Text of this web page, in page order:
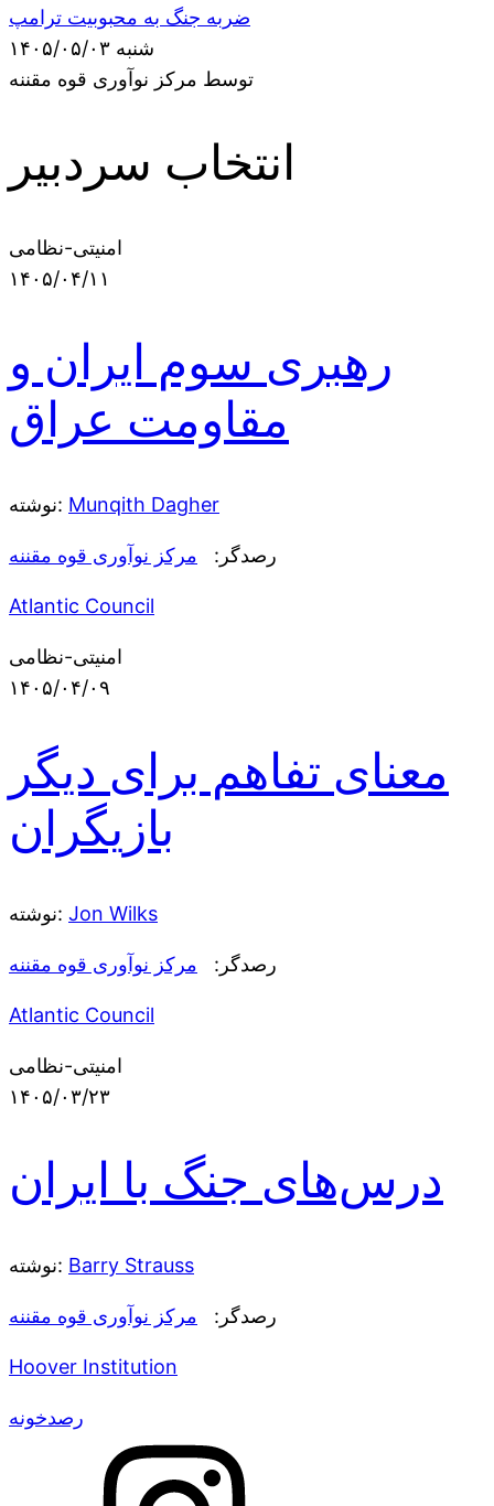
ضربه جنگ به محبوبیت ترامپ
شنبه ۱۴۰۵/۰۵/۰۳
توسط مرکز نوآوری قوه مقننه
انتخاب سردبیر
امنیتی-نظامی
۱۴۰۵/۰۴/۱۱
رهبری سوم ایران و
مقاومت عراق
نوشته: Munqith Dagher
رصدگر: مرکز نوآوری قوه مقننه
Atlantic Council
امنیتی-نظامی
۱۴۰۵/۰۴/۰۹
معنای تفاهم برای دیگر
بازیگران
نوشته: Jon Wilks
رصدگر: مرکز نوآوری قوه مقننه
Atlantic Council
امنیتی-نظامی
۱۴۰۵/۰۳/۲۳
درس‌های جنگ با ایران
نوشته: Barry Strauss
رصدگر: مرکز نوآوری قوه مقننه
Hoover Institution
رصدخونه